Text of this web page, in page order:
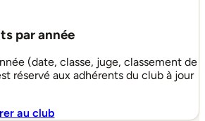
par année
(date, classe, juge, classement de
réservé aux adhérents du club à jour
au club